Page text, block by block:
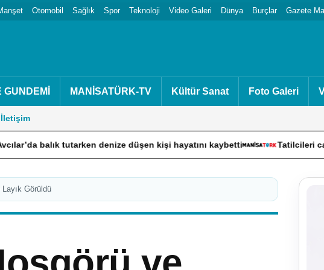
Otomobil Sağlık Spor Teknoloji Video Galeri Dünya Burçlar Gazete
GUNDEMİ MANİSATÜRK-TV Kültür Sanat Foto Galeri
İletişim
tutarken denize düşen kişi hayatını kaybetti Tatilcileri canından
Görüldü